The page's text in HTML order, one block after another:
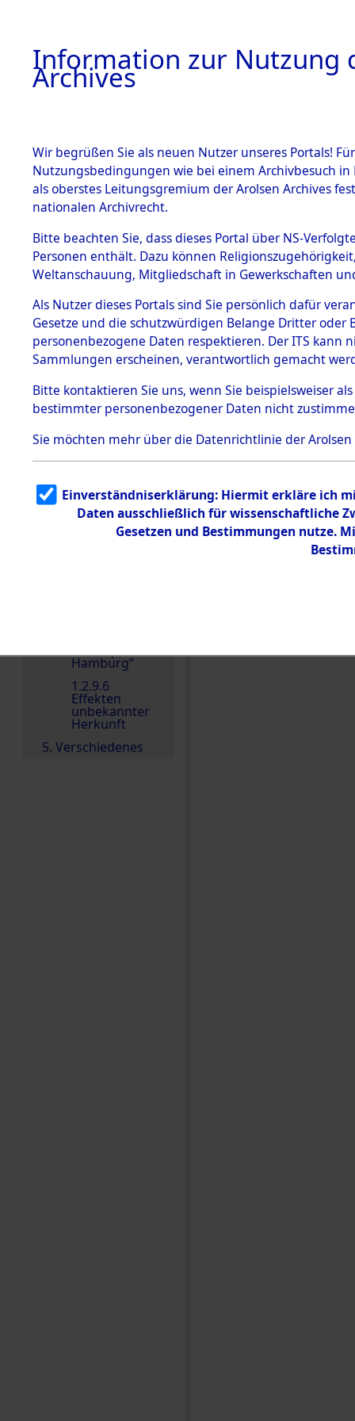
BESTÄNDE
1.
Inhaftierungsdoku
mente
1.2.9 Beim ITS
Effekten
1.2.9.1
Effekten aus
dem KZ
Dachau
1.2.9.2
Effekten aus
dem KZ
Bayerisches
1.2.9.3
Effekten aus
dem KZ
Neuengamm
Hamburg“
1.2.9.6
Effekten
unbekannter
Herkunft
5. Verschiedenes
0008
Einen Kommentar
Information zur Nutzung
Archives
Wir begrüßen Sie als neuen Nutzer unseres Portals!
Nutzungsbedingungen wie bei einem Archivbesuch
als oberstes Leitungsgremium der Arolsen Archives
nationalen Archivrecht.
Bitte beachten Sie, dass dieses Portal über NS-
Personen enthält. Dazu können
Weltanschauung, Mitgliedschaft in Gewerkschaften
Als Nutzer dieses Portals sind Sie persönlich dafür
Gesetze und die schutzwürdigen Belange Dritter
personenbezogene Daten respektieren. Der ITS
Sammlungen erscheinen, verantwortlich gemacht
Bitte kontaktieren Sie uns, wenn Sie beispielsweiser
bestimmter personenbezogener Daten nicht
Sie möchten mehr über die Datenrichtlinie der Arolsen
Einverständniserklärung: Hiermit erkläre ich
Daten ausschließlich für wissenschaftliche
Gesetzen und Bestimmungen nutze.